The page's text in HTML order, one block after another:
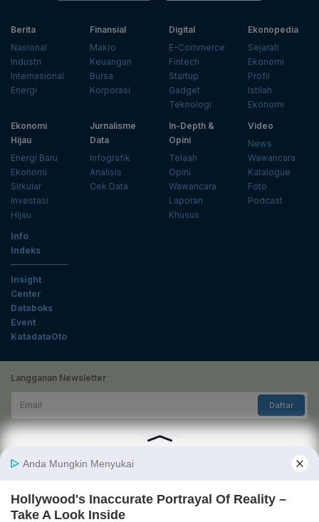
Berita
Nasional
Industri
Internasional
Energi
Finansial
Makro
Keuangan
Bursa
Korporasi
Digital
E-Commerce
Fintech
Startup
Gadget
Teknologi
Ekonopedia
Sejarah
Ekonomi
Profil
Istilah
Ekonomi
Ekonomi
Hijau
Energi Baru
Ekonomi
Sirkular
Investasi
Hijau
Jurnalisme
Data
Infografik
Analisis
Cek Data
In-Depth &
Opini
Telaah
Opini
Wawancara
Laporan
Khusus
Video
News
Wawancara
Katalogue
Foto
Podcast
Info
Indeks
Insight
Center
Databoks
Event
KatadataOto
Langganan Newsletter
Daftar
Ikuti Kami
Tentang Katadata Advertising Karier
Pedoman Media Siber
Kebijakan Privasi